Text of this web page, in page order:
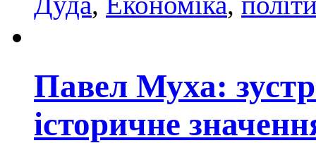
Павел Муха:
історичне